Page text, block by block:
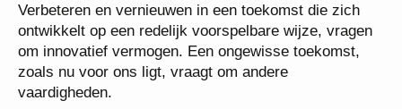
Verbeteren en vernieuwen in een toekomst die zich
ontwikkelt op een redelijk voorspelbare wijze, vragen
om innovatief vermogen. Een ongewisse toekomst,
zoals nu voor ons ligt, vraagt om andere
vaardigheden.